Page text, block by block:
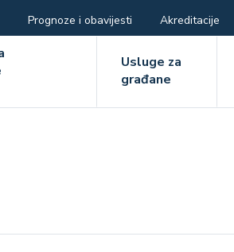
Prognoze i obavijesti Akreditacije
Usluge za
građane